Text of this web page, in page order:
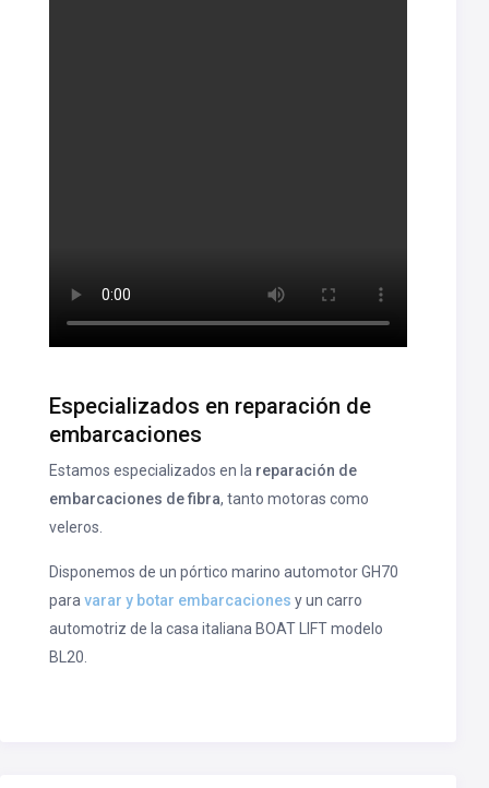
Especializados en reparación de
embarcaciones
Estamos especializados en la reparación de
embarcaciones de fibra, tanto motoras como
veleros.
Disponemos de un pórtico marino automotor GH70
paravarar y botar embarcaciones y un carro
automotriz de la casa italiana BOAT LIFT modelo
BL20.